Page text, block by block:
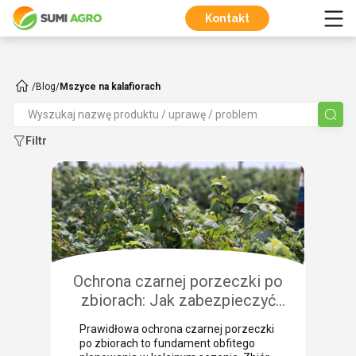
Kontakt
/Blog/Mszyce na kalafiorach
Filtr
Ochrona czarnej porzeczki po
zbiorach: Jak zabezpieczyć
plantację przed chorobami i
szkodnikami?
Prawidłowa ochrona czarnej porzeczki
po zbiorach to fundament obfitego